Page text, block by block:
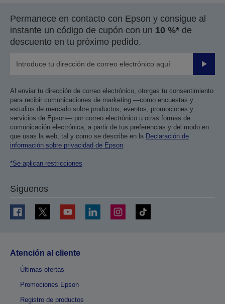
Permanece en contacto con Epson y consigue al
instante un código de cupón con un 10 %* de
descuento en tu próximo pedido.
Enviar
Al enviar tu dirección de correo electrónico, otorgas tu consentimiento
para recibir comunicaciones de marketing —como encuestas y
estudios de mercado sobre productos, eventos, promociones y
servicios de Epson— por correo electrónico u otras formas de
comunicación electrónica, a partir de tus preferencias y del modo en
que usas la web, tal y como se describe en la Declaración de
información sobre privacidad de Epson.
*Se aplican restricciones
Síguenos
Atención al cliente
Últimas ofertas
Promociones Epson
Registro de productos